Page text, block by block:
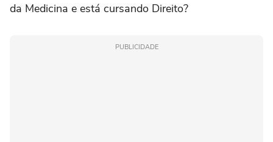
da Medicina e está cursando Direito?
PUBLICIDADE